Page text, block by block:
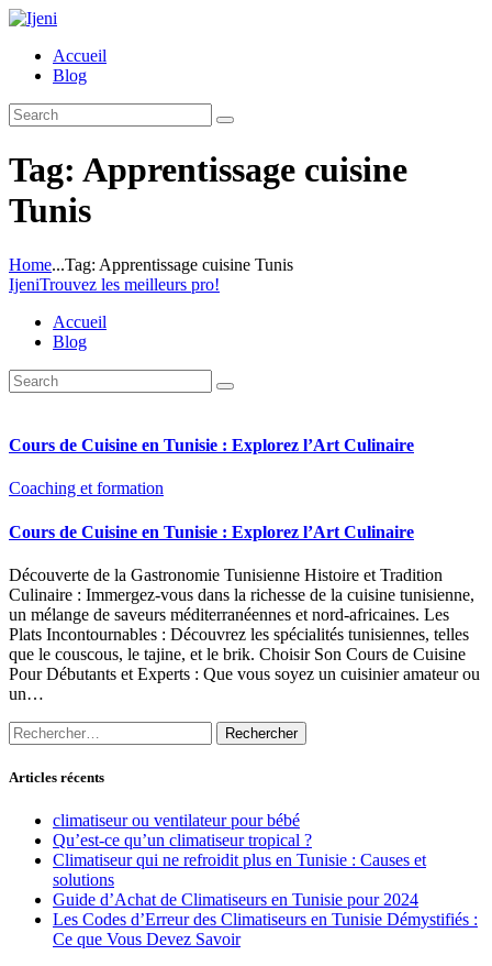
Accueil
Blog
Tag: Apprentissage cuisine
Tunis
Home...Tag: Apprentissage cuisine Tunis
IjeniTrouvez les meilleurs pro!
Accueil
Blog
Cours de Cuisine en Tunisie : Explorez l’Art Culinaire
Coaching et formation
Cours de Cuisine en Tunisie : Explorez l’Art Culinaire
Découverte de la Gastronomie Tunisienne Histoire et Tradition
Culinaire : Immergez-vous dans la richesse de la cuisine tunisienne,
un mélange de saveurs méditerranéennes et nord-africaines. Les
Plats Incontournables : Découvrez les spécialités tunisiennes, telles
que le couscous, le tajine, et le brik. Choisir Son Cours de Cuisine
Pour Débutants et Experts : Que vous soyez un cuisinier amateur ou
un…
Rechercher :
Articles récents
climatiseur ou ventilateur pour bébé
Qu’est-ce qu’un climatiseur tropical ?
Climatiseur qui ne refroidit plus en Tunisie : Causes et
solutions
Guide d’Achat de Climatiseurs en Tunisie pour 2024
Les Codes d’Erreur des Climatiseurs en Tunisie Démystifiés :
Ce que Vous Devez Savoir